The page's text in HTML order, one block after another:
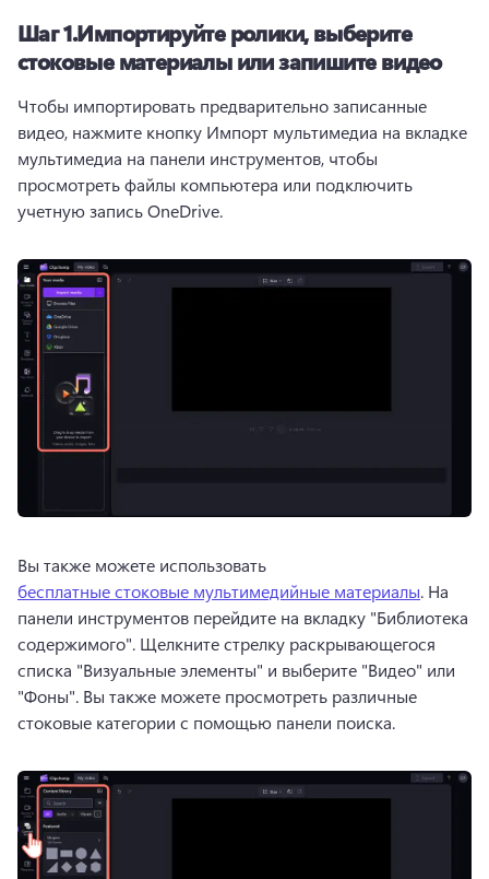
Шаг 1.Импортируйте ролики, выберите
стоковые материалы или запишите видео
Чтобы импортировать предварительно записанные
видео, нажмите кнопку Импорт мультимедиа на вкладке
мультимедиа на панели инструментов, чтобы
просмотреть файлы компьютера или подключить
учетную запись OneDrive.
Вы также можете использовать
бесплатные стоковые мультимедийные материалы. На
панели инструментов перейдите на вкладку "Библиотека
содержимого". Щелкните стрелку раскрывающегося
списка "Визуальные элементы" и выберите "Видео" или
"Фоны". Вы также можете просмотреть различные
стоковые категории с помощью панели поиска.